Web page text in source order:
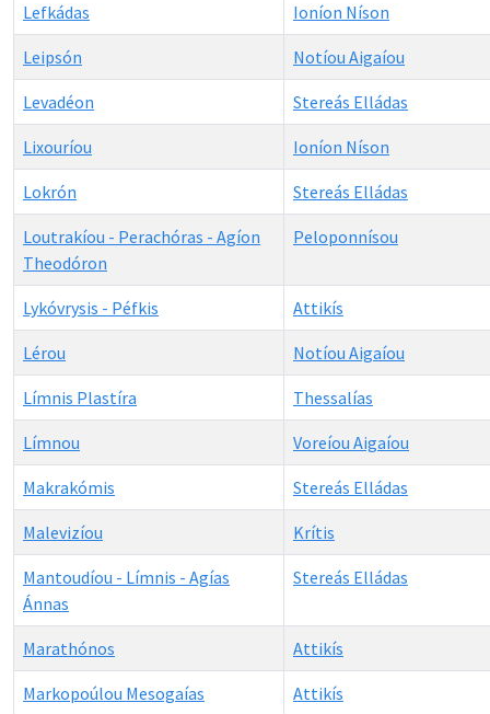
Lefkádas Ioníon Níson
Leipsón Notíou Aigaíou
Levadéon Stereás Elládas
Lixouríou Ioníon Níson
Lokrón Stereás Elládas
Loutrakíou - Perachóras - Agíon
Theodóron
Peloponnísou
Lykóvrysis - Péfkis Attikís
Lérou Notíou Aigaíou
Límnis Plastíra Thessalías
Límnou Voreíou Aigaíou
Makrakómis Stereás Elládas
Malevizíou Krítis
Mantoudíou - Límnis - Agías
Ánnas
Stereás Elládas
Marathónos Attikís
Markopoúlou Mesogaías Attikís